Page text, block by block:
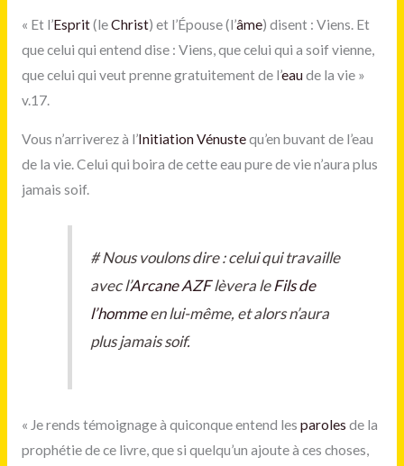
« Et l’Esprit(leChrist) et l’Épouse (l’âme) disent : Viens. Et
que celui qui entend dise : Viens, que celui qui a soif vienne,
que celui qui veut prenne gratuitement de l’eaude la vie »
v.17.
Vous n’arriverez à l’Initiation Vénustequ’en buvant de l’eau
de la vie. Celui qui boira de cette eau pure de vie n’aura plus
jamais soif.
#Nous voulons dire : celui qui travaille
avec l’Arcane AZFlèvera leFils de
l’hommeen lui-même, et alors n’aura
plus jamais soif.
« Je rends témoignage à quiconque entend les paroles de la
prophétie de ce livre, que si quelqu’un ajoute à ces choses,